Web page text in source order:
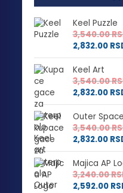
Keel Puzzle
3,540.00
2,832.00
Keel Art
3,540.00
2,832.00
Outer Space
3,540.00
2,832.00
Majica AP
3,240.00
2,592.00